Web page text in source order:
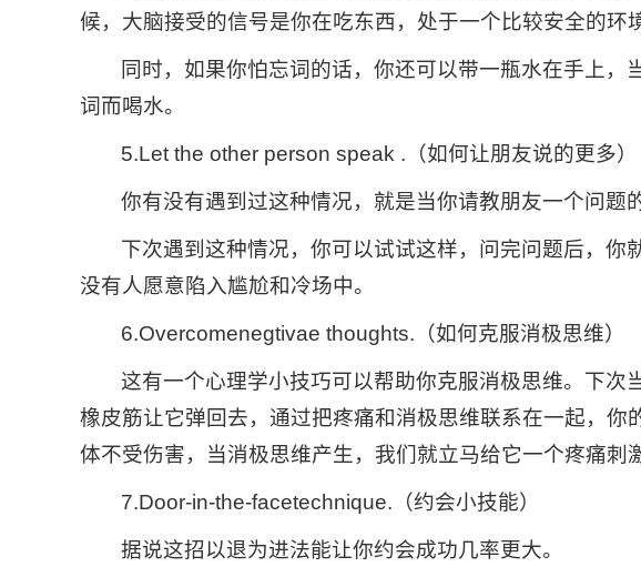
候，大脑接受的信号是你在吃东西，处于一个比较安全的环
同时，如果你怕忘词的话，你还可以带一瓶水在手上
词而喝水。
5.Let the other person speak .（如何让朋友说的更多）
你有没有遇到过这种情况，就是当你请教朋友一个问题
下次遇到这种情况，你可以试试这样，问完问题后，
没有人愿意陷入尴尬和冷场中。
6.Overcomenegtivae thoughts.（如何克服消极思维）
这有一个心理学小技巧可以帮助你克服消极思维。下
橡皮筋让它弹回去，通过把疼痛和消极思维联系在一起，
体不受伤害，当消极思维产生，我们就立马给它一个疼痛刺
7.Door-in-the-facetechnique.（约会小技能）
据说这招以退为进法能让你约会成功几率更大。